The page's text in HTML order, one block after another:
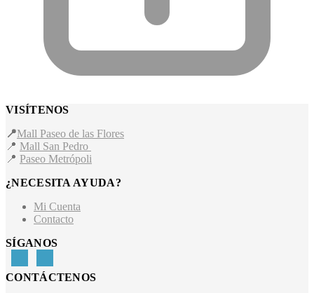
VISÍTENOS
📍Mall Paseo de las Flores
📍 Mall San Pedro
📍 Paseo Metrópoli
¿NECESITA AYUDA?
Mi Cuenta
Contacto
SÍGANOS
CONTÁCTENOS